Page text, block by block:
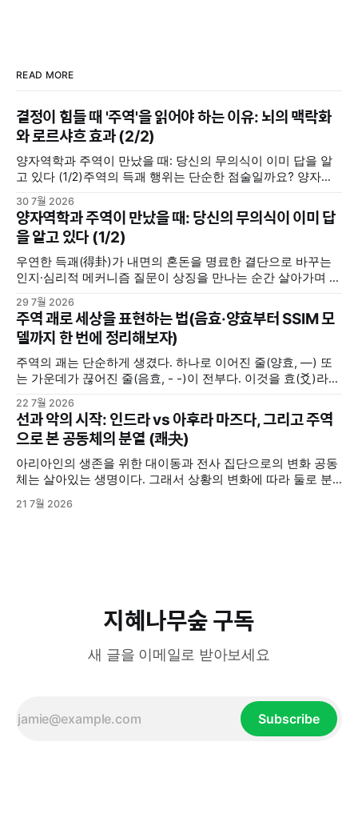
READ MORE
결정이 힘들 때 '주역'을 읽어야 하는 이유: 뇌의 맥락화
와 로르샤흐 효과 (2/2)
양자역학과 주역이 만났을 때: 당신의 무의식이 이미 답을 알
고 있다 (1/2)주역의 득괘 행위는 단순한 점술일까요? 양자역
학의 중첩 및 관측 효과, 그리고 칼 융의 동시성 개념을 통해 내
면의 모호한 고민을 명료한 결단으로 바꾸는 무의식의 인지·심
리적 메커니즘을 분석합니다.지혜나무숲지혜나무숲 (위 포스
팅에서 이어집니다) 우리 뇌는 주역괘를 어떻게 인지할까(맥
락화와 무의식의
30 7월 2026
양자역학과 주역이 만났을 때: 당신의 무의식이 이미 답
을 알고 있다 (1/2)
우연한 득괘(得卦)가 내면의 혼돈을 명료한 결단으로 바꾸는
인지·심리적 메커니즘 질문이 상징을 만나는 순간 살아가며 중
요한 선택의 갈림길에 서거나 해결하기 힘든 고민에 직면했을
때, 사람들은 저마다의 방식으로 답을 찾는다. 누군가는 주변
사람들로부터 조언을 구하고, 누군가는 독서를 통해서 길을 찾
기도 한다. 또 누군가는 명상을 하며, 또 누군가는 주역(周易)
29 7월 2026
주역 괘로 세상을 표현하는 법(음효·양효부터 SSIM 모
델까지 한 번에 정리해보자)
주역의 괘는 단순하게 생겼다. 하나로 이어진 줄(양효, —) 또
는 가운데가 끊어진 줄(음효, - -)이 전부다. 이것을 효(爻)라고
부른다. 음효와 양효는 세상의 모든 음과 양을 상징한다. 여자
와 남자, 하늘과 땅, 밤과 낮, 여름과 겨울 ... 세상에 존재하는
삼라만상의 모든 것들은 음과 양 2분법적으로 구분해볼 수 있
다. 그렇다고 음과 양이 언제나
22 7월 2026
선과 악의 시작: 인드라 vs 아후라 마즈다, 그리고 주역
으로 본 공동체의 분열 (쾌夬)
아리아인의 생존을 위한 대이동과 전사 집단으로의 변화 공동
체는 살아있는 생명이다. 그래서 상황의 변화에 따라 둘로 분
열되기도 하고, 분열된 두 그룹이 서로 대립 갈등하기도 한다.
기원전 2000년경, 중앙아시아 초원의 유목민이었던 아리아인
21 7월 2026
지혜나무숲 구독
새 글을 이메일로 받아보세요
Subscribe